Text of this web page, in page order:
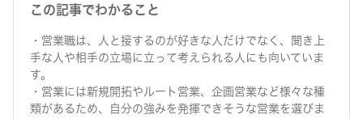
エントリーシート・適性検査の準備
面接
インターンシップ＆キャリア
この記事でわかること
・営業職は、人と接するのが好きな人だけでなく、聞き上
手な人や相手の立場に立って考えられる人にも向いていま
す。
・営業には新規開拓やルート営業、企画営業など様々な種
類があるため、自分の強みを発揮できそうな営業を選びま